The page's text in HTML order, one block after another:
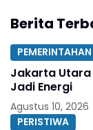
Berita
PEMERINTAHAN
Jakarta Utara
Jadi Energi
Agustus 10, 2026
PERISTIWA